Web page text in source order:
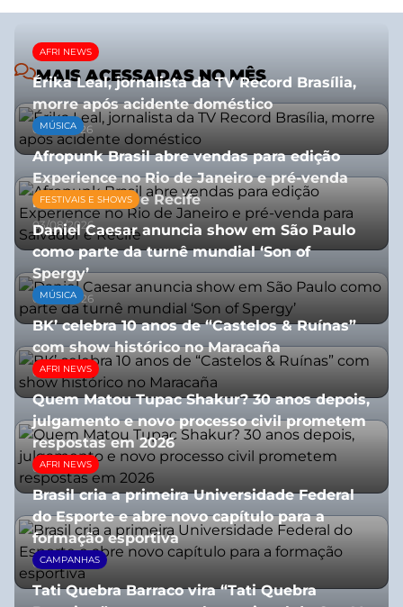
MAIS ACESSADAS NO MÊS
AFRI NEWS
Érika Leal, jornalista da TV Record Brasília,
morre após acidente doméstico
08/07/2026
MÚSICA
Afropunk Brasil abre vendas para edição
Experience no Rio de Janeiro e pré-venda
para Salvador e Recife
03/08/2026
FESTIVAIS E SHOWS
Daniel Caesar anuncia show em São Paulo
como parte da turnê mundial ‘Son of
Spergy’
05/08/2026
MÚSICA
BK’ celebra 10 anos de “Castelos & Ruínas”
com show histórico no Maracaña
06/08/2026
AFRI NEWS
Quem Matou Tupac Shakur? 30 anos depois,
julgamento e novo processo civil prometem
respostas em 2026
05/08/2026
AFRI NEWS
Brasil cria a primeira Universidade Federal
do Esporte e abre novo capítulo para a
formação esportiva
08/07/2026
CAMPANHAS
Tati Quebra Barraco vira “Tati Quebra